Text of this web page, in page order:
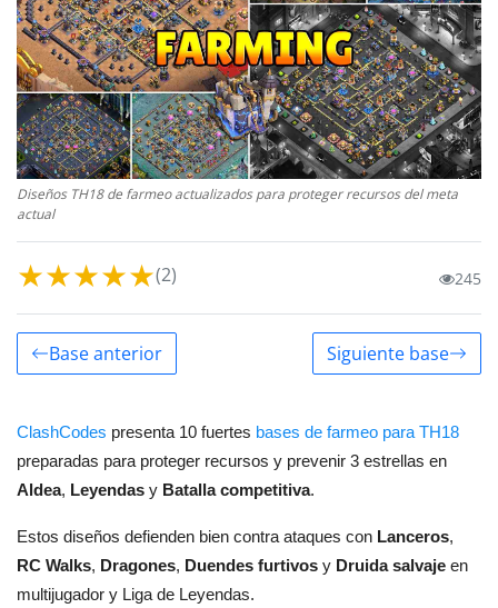
Diseños TH18 de farmeo actualizados para proteger recursos del meta
actual
★★★★★(2) 245
Base anterior Siguiente base
ClashCodes presenta 10 fuertes bases de farmeo para TH18
preparadas para proteger recursos y prevenir 3 estrellas en
Aldea, Leyendas y Batalla competitiva.
Estos diseños defienden bien contra ataques con Lanceros,
RC Walks, Dragones, Duendes furtivos y Druida salvaje en
multijugador y Liga de Leyendas.